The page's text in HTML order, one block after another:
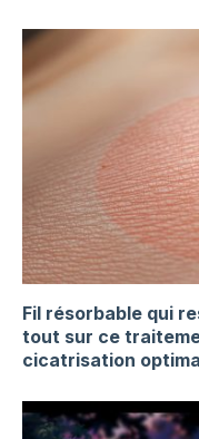
Fil résorbable qui
tout sur ce
cicatrisation